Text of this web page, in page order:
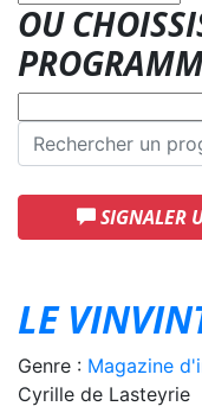
OU
SIGNALER
LE
Genre : Magazine
Cyrille de Lasteyrie